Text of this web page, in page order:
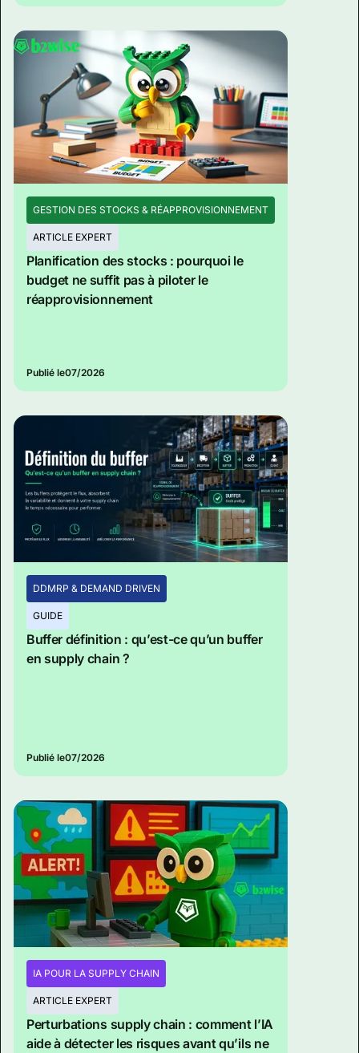
GESTION DES STOCKS & RÉAPPROVISIONNEMENT
ARTICLE EXPERT
Planification des stocks : pourquoi le
budget ne suffit pas à piloter le
réapprovisionnement
Publié le07/2026
DDMRP & DEMAND DRIVEN
GUIDE
Buffer définition : qu’est-ce qu’un buffer
en supply chain ?
Publié le07/2026
IA POUR LA SUPPLY CHAIN
ARTICLE EXPERT
Perturbations supply chain : comment l’IA
aide à détecter les risques avant qu’ils ne